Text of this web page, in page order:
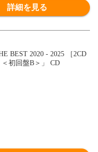
詳細を見る
BEST 2020 - 2025 ［2CD
初回盤B＞」 CD